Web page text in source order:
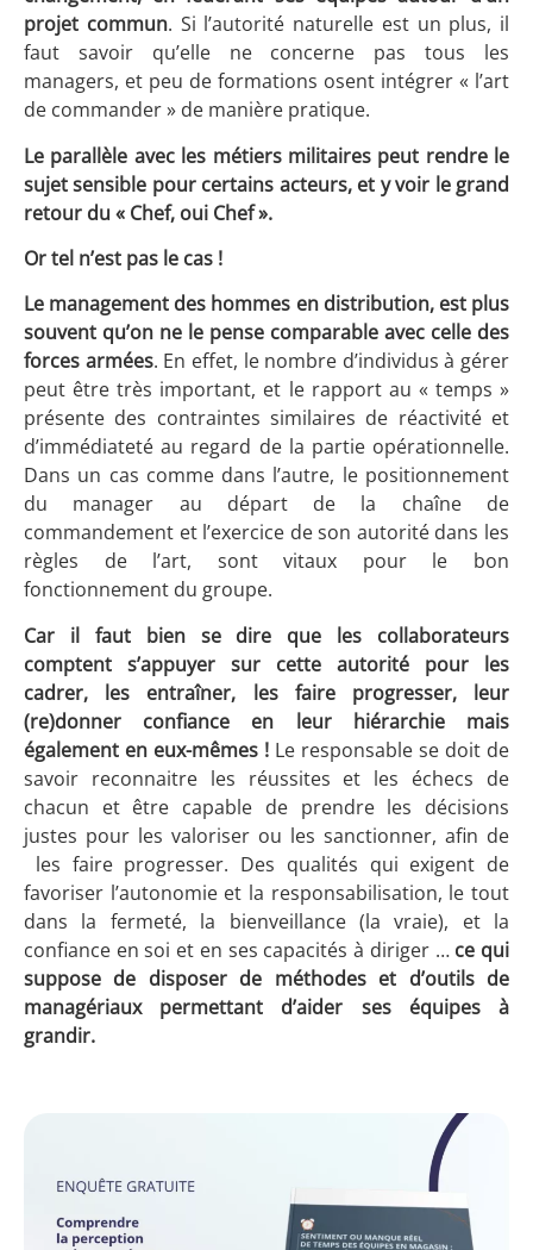
projet commun. Si l’autorité naturelle est un plus, il
faut savoir qu’elle ne concerne pas tous les
managers, et peu de formations osent intégrer « l’art
de commander » de manière pratique.
Le parallèle avec les métiers militaires peut rendre le
sujet sensible pour certains acteurs, et y voir le grand
retour du « Chef, oui Chef ».
Or tel n’est pas le cas !
Le management des hommes en distribution, est plus
souvent qu’on ne le pense comparable avec celle des
forces armées. En effet, le nombre d’individus à gérer
peut être très important, et le rapport au « temps »
présente des contraintes similaires de réactivité et
d’immédiateté au regard de la partie opérationnelle.
Dans un cas comme dans l’autre, le positionnement
du manager au départ de la chaîne de
commandement et l’exercice de son autorité dans les
règles de l’art, sont vitaux pour le bon
fonctionnement du groupe.
Car il faut bien se dire que les collaborateurs
comptent s’appuyer sur cette autorité pour les
cadrer, les entraîner, les faire progresser, leur
(re)donner confiance en leur hiérarchie mais
également en eux-mêmes ! Le responsable se doit de
savoir reconnaitre les réussites et les échecs de
chacun et être capable de prendre les décisions
justes pour les valoriser ou les sanctionner, afin de
les faire progresser. Des qualités qui exigent de
favoriser l’autonomie et la responsabilisation, le tout
dans la fermeté, la bienveillance (la vraie), et la
confiance en soi et en ses capacités à diriger … ce qui
suppose de disposer de méthodes et d’outils de
managériaux permettant d’aider ses équipes à
grandir.